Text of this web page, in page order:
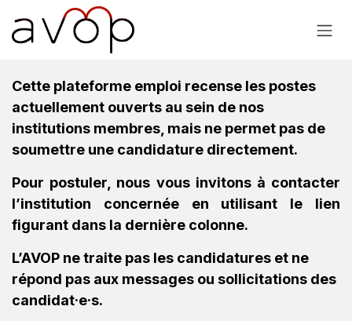
Se rendre au contenu
Cette plateforme emploi recense les postes
actuellement ouverts au sein de nos
institutions membres, mais ne permet pas de
soumettre une candidature directement.
Pour postuler, nous vous invitons à contacter
l’institution concernée en utilisant le lien
figurant dans la dernière colonne.
L’AVOP ne traite pas les candidatures et ne
répond pas aux messages ou sollicitations des
candidat·e·s.